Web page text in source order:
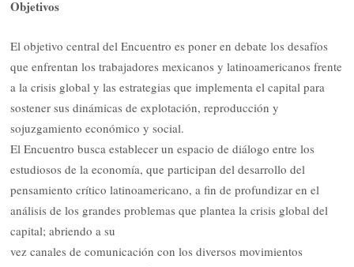
Objetivos
El objetivo central del Encuentro es poner en debate los desafíos
que enfrentan los trabajadores mexicanos y latinoamericanos frente
a la crisis global y las estrategias que implementa el capital para
sostener sus dinámicas de explotación, reproducción y
sojuzgamiento económico y social.
El Encuentro busca establecer un espacio de diálogo entre los
estudiosos de la economía, que participan del desarrollo del
pensamiento crítico latinoamericano, a fin de profundizar en el
análisis de los grandes problemas que plantea la crisis global del
capital; abriendo a su
vez canales de comunicación con los diversos movimientos